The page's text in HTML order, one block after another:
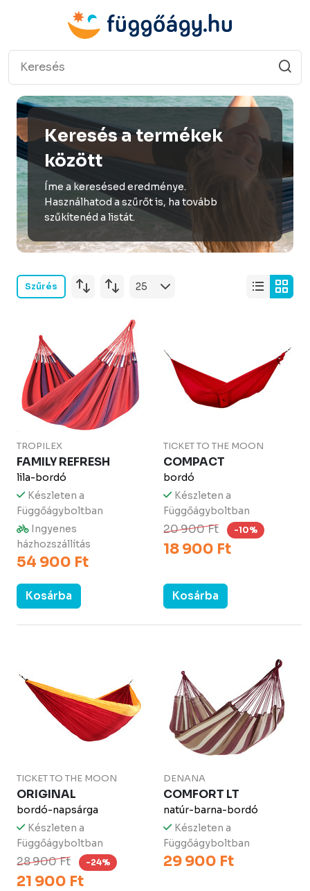
Keresés a termékek
között
Íme a keresésed eredménye.
Használhatod a szűrőt is, ha tovább
szűkítenéd a listát.
Szűrés
TROPILEX
FAMILY REFRESH
lila-bordó
Készleten a
Függőágyboltban
Ingyenes
házhozszállítás
54 900 Ft
Kosárba
TICKET TO THE MOON
COMPACT
bordó
Készleten a
Függőágyboltban
20 900 Ft -10%
18 900 Ft
Kosárba
TICKET TO THE MOON
ORIGINAL
bordó-napsárga
Készleten a
Függőágyboltban
28 900 Ft -24%
21 900 Ft
DENANA
COMFORT LT
natúr-barna-bordó
Készleten a
Függőágyboltban
29 900 Ft